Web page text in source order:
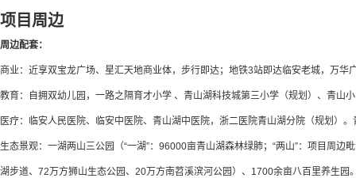
项目周边
周边配套：
商业：近享双宝龙广场、星汇天地商业体，步行即达；地铁3站即达临安老城，万华
教育：自拥双幼儿园，一路之隔育才小学 、青山湖科技城第三小学（规划）、青山
医疗：临安人民医院、临安中医院、青山湖中医院，浙二医院青山湖分院（规划）
生态景观：一湖两山三公园（“一湖”：96000亩青山湖森林绿肺；“两山”：项目周
湖步道、72万方狮山生态公园、20万方南苕溪滨河公园）、1700余亩八百里养生园